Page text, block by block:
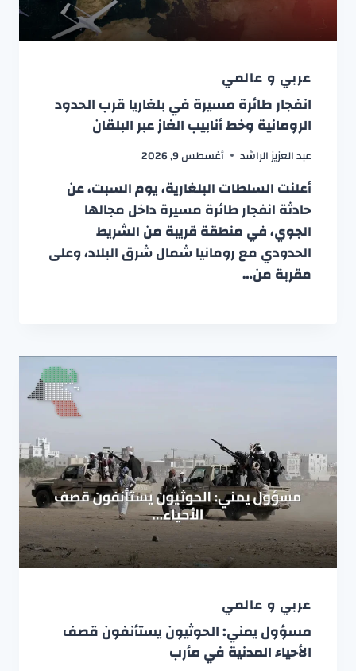
عربي و عالمي
انفجار طائرة مسيرة في بلغاريا قرب الحدود
الرومانية وخط أنابيب الغاز عبر البلقان
عبد العزيز الراشد أغسطس 9, 2026
أعلنت السلطات البلغارية، يوم السبت، عن
حادثة انفجار طائرة مسيرة داخل مجالها
الجوي، في منطقة قريبة من الشريط
الحدودي مع رومانيا شمال شرق البلاد، وعلى
مقربة من…
عربي و عالمي
مسؤول يمني: الحوثيون يستأنفون قصف
الأحياء المدنية في مأرب